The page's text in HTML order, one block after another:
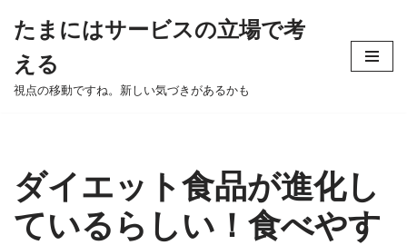
to
content
たまにはサービスの立場で考
える
視点の移動ですね。新しい気づきがあるかも
ダイエット食品が進化し
ているらしい！食べやす